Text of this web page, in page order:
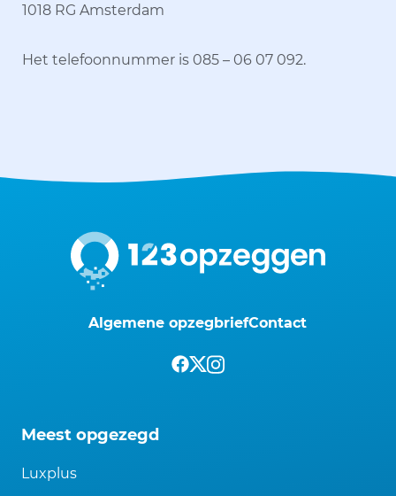
1018 RG Amsterdam
Het telefoonnummer is 085 – 06 07 092.
Algemene opzegbriefContact
Meest opgezegd
Luxplus